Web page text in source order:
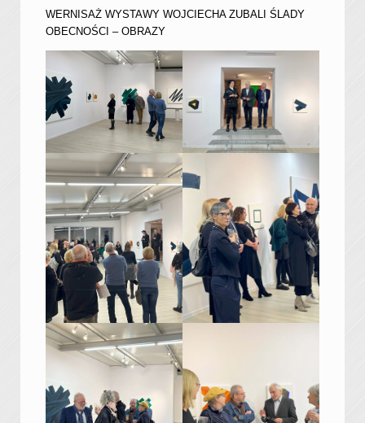
WERNISAŻ WYSTAWY WOJCIECHA ZUBALI ŚLADY
OBECNOŚCI – OBRAZY